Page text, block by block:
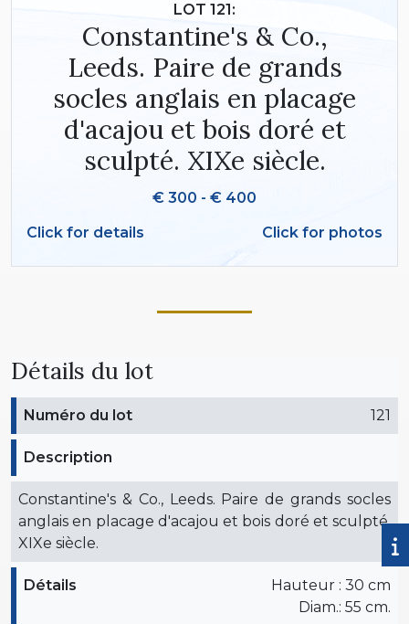
LOT 121:
Constantine's & Co.,
Leeds. Paire de grands
socles anglais en placage
d'acajou et bois doré et
sculpté. XIXe siècle.
€ 300 - € 400
Click for details
Click for photos
Détails du lot
Numéro du lot 121
Description
Constantine's & Co., Leeds. Paire de grands socles
anglais en placage d'acajou et bois doré et sculpté.
XIXe siècle.
Détails
Hauteur : 30 cm
Diam.: 55 cm.